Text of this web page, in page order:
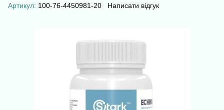
Артикул: 100-76-4450981-20 Написати відгук